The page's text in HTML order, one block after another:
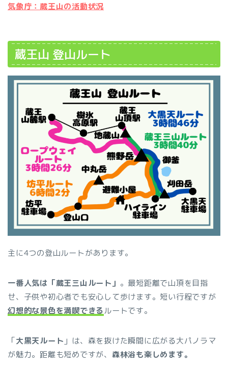
気象庁：蔵王山の活動状況
蔵王山 登山ルート
主に4つの登山ルートがあります。
一番人気は「蔵王三山ルート」 。最短距離で山頂を目指
せ、子供や初心者でも安心して歩けます。短い行程ですが
幻想的な景色を満喫できるルートです。
「大黒天ルート 」は、森を抜けた瞬間に広がる大パノラマ
が魅力。距離も短めですが、 森林浴も楽しめます。